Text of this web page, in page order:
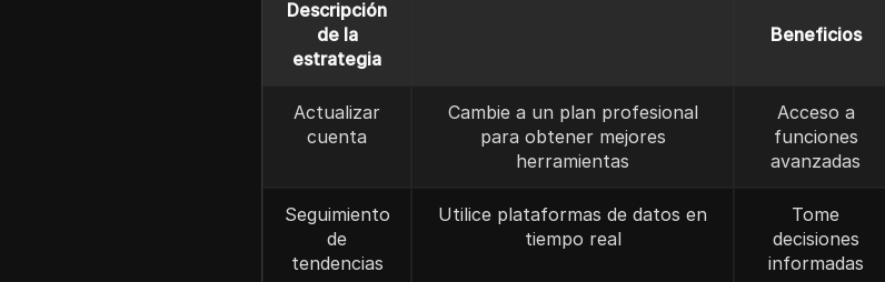
Descripción
de la
estrategia
Beneficios
Actualizar
cuenta
Cambie a un plan profesional
para obtener mejores
herramientas
Acceso a
funciones
avanzadas
Seguimiento
de
tendencias
Utilice plataformas de datos en
tiempo real
Tome
decisiones
informadas